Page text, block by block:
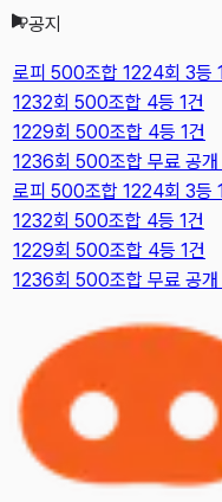
공지
로피 500조합 1224회 3등
1232회 500조합 4등 1건
1229회 500조합 4등 1건
1236회 500조합 무료 공개
로피 500조합 1224회 3등
1232회 500조합 4등 1건
1229회 500조합 4등 1건
1236회 500조합 무료 공개